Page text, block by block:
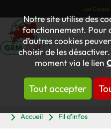
Notre site utilise des
fonctionnement. Pour
d’autres cookies
choisir de les
moment via le lien
Tout accepter
Les Coups
Accueil
Fil d'infos